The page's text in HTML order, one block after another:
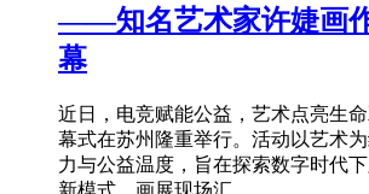
——知名艺术家许婕画
幕
近日，电竞赋能公益，艺术点亮生
幕式在苏州隆重举行。活动以艺术
力与公益温度，旨在探索数字时代